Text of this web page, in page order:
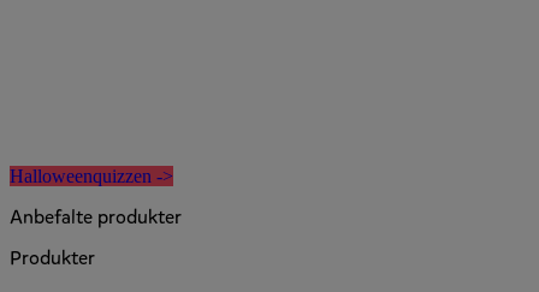
Halloweenquizzen ->
Anbefalte produkter
Produkter